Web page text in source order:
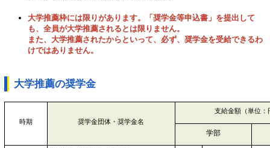
大学推薦枠には限りがあります。「奨学金等申込書」を提出して
も、全員が大学推薦されるとは限りません。
また、大学推薦されたからといって、必ず、奨学金を受給できるわ
けではありません。
大学推薦の奨学金
時期 奨学金団体・奨学金名
支給金額（単位：
学部